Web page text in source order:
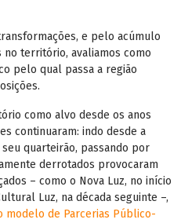
e pelo acúmulo
território, avaliamos como
pelo qual passa a região
como alvo desde os anos
continuaram: indo desde a
quarteirão, passando por
derrotados provocaram
– como o Nova Luz, no início
Luz, na década seguinte –,
modelo de Parcerias Público-